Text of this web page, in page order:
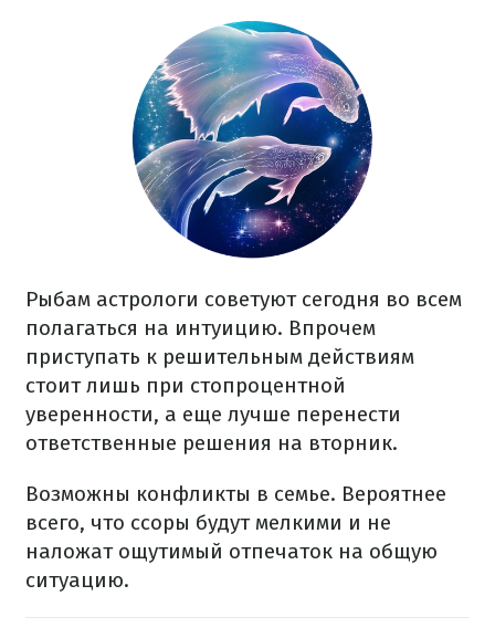
Рыбам астрологи советуют сегодня во всем
полагаться на интуицию. Впрочем
приступать к решительным действиям
стоит лишь при стопроцентной
уверенности, а еще лучше перенести
ответственные решения на вторник.
Возможны конфликты в семье. Вероятнее
всего, что ссоры будут мелкими и не
наложат ощутимый отпечаток на общую
ситуацию.